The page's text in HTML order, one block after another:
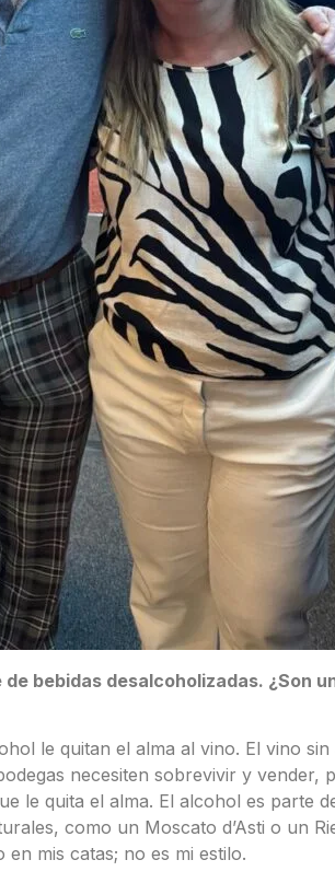
bebidas desalcoholizadas. ¿Son
le quitan el alma al vino. El vino
necesiten sobrevivir y vender,
le quita el alma. El alcohol es parte
como un Moscato d’Asti o un
mis catas; no es mi estilo.